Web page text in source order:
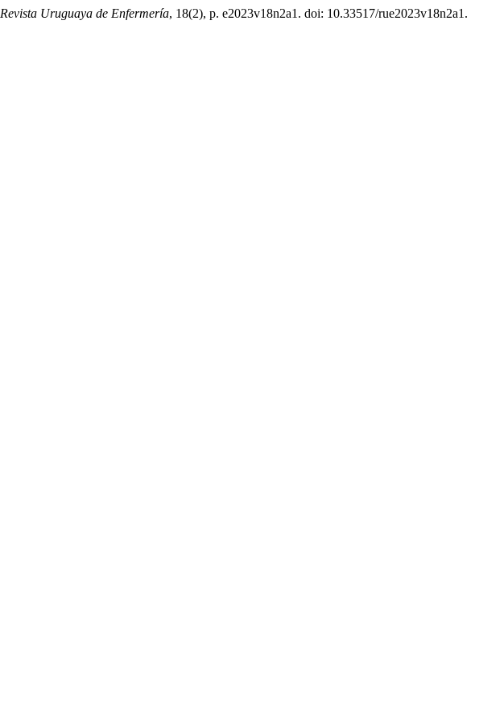
Revista Uruguaya de Enfermería, 18(2), p. e2023v18n2a1. doi: 10.33517/rue2023v18n2a1.